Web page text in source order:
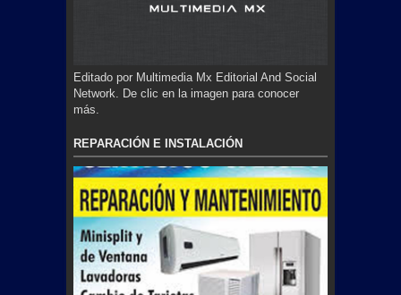
Editado por Multimedia Mx Editorial And Social
Network. De clic en la imagen para conocer
más.
REPARACIÓN E INSTALACIÓN